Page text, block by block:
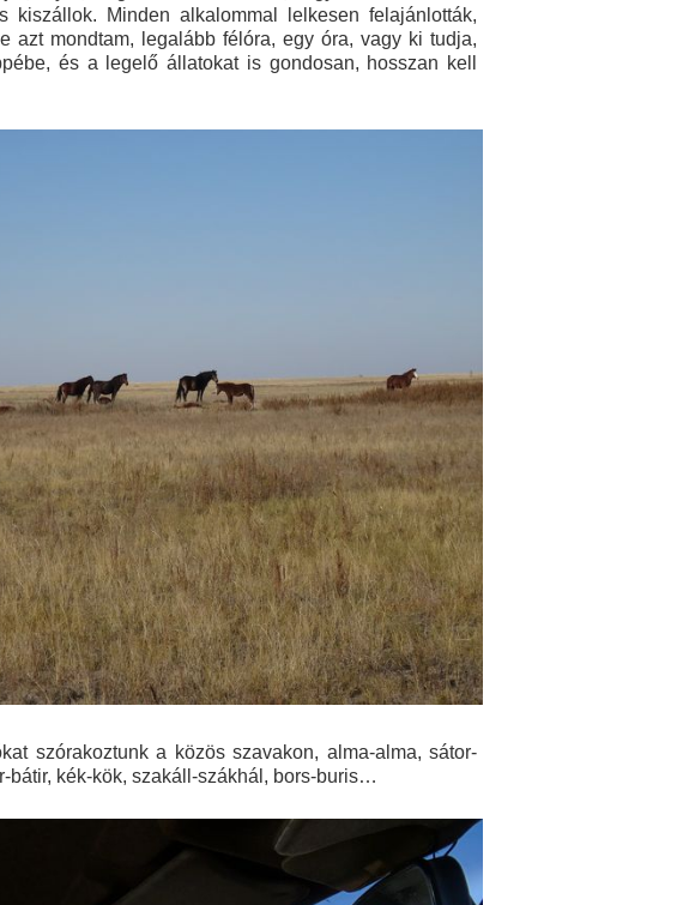
kiszállok. Minden alkalommal lelkesen felajánlották,
azt mondtam, legalább félóra, egy óra, vagy ki tudja,
és a legelő állatokat is gondosan, hosszan kell
szórakoztunk a közös szavakon, alma-alma, sátor-
bátir, kék-kök, szakáll-szákhál, bors-buris…